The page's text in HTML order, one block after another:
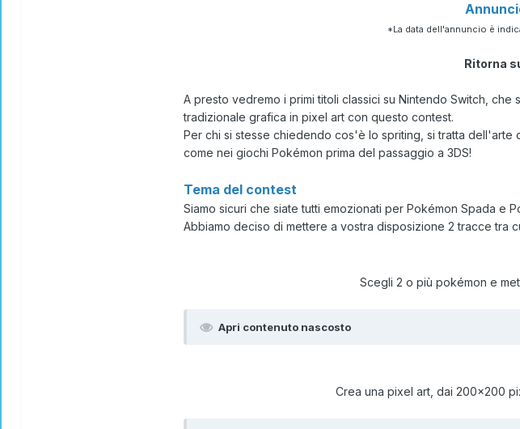
*La data dell'annuncio è
Ritorna
A presto vedremo i primi titoli classici su Nintendo Switch,
tradizionale grafica in pixel art con questo contest.
Per chi si stesse chiedendo cos'è lo spriting, si tratta dell'arte
come nei giochi Pokémon prima del passaggio a 3DS!
Tema del contest
Siamo sicuri che siate tutti emozionati per Pokémon Spada
Abbiamo deciso di mettere a vostra disposizione 2 tracce tra
Scegli 2 o più pokémon e
Apri contenuto nascosto
Crea una pixel art, dai 200x200